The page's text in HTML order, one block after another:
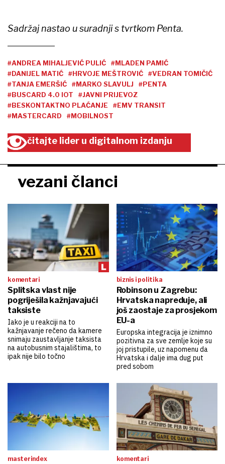
Sadržaj nastao u suradnji s tvrtkom Penta.
#ANDREA MIHALJEVIĆ PULIĆ
#MLADEN PAMIĆ
#DANIJEL MATIĆ
#HRVOJE MEŠTROVIĆ
#VEDRAN TOMIČIĆ
#TANJA EMERŠIĆ
#MARKO SLAVULJ
#PENTA
#BUSCARD 4.0 IOT
#JAVNI PRIJEVOZ
#BESKONTAKTNO PLAĆANJE
#EMV TRANSIT
#MASTERCARD
#MOBILNOST
čitajte lider u digitalnom izdanju
vezani članci
komentari
Splitska vlast nije
pogriješila kažnjavajući
taksiste
Iako je u reakciji na to
kažnjavanje rečeno da kamere
snimaju zaustavljanje taksista
na autobusnim stajalištima, to
ipak nije bilo točno
biznis i politika
Robinson u Zagrebu:
Hrvatska napreduje, ali
još zaostaje za prosjekom
EU-a
Europska integracija je iznimno
pozitivna za sve zemlje koje su
joj pristupile, uz napomenu da
Hrvatska i dalje ima dug put
pred sobom
masterindex komentari